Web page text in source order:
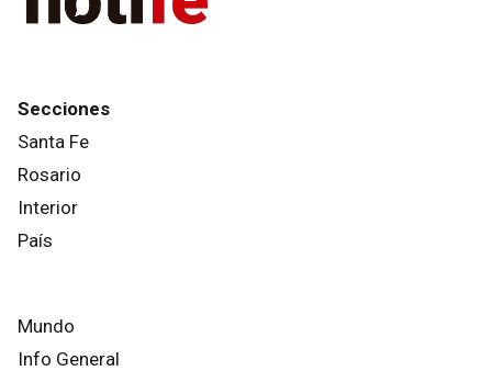
Secciones
Santa Fe
Rosario
Interior
País
Mundo
Info General